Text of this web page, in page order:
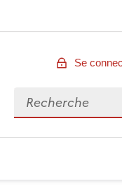
Se
Rechercher des